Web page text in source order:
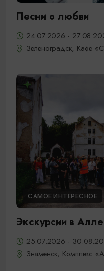
Песни о любви
24.07.2026 -
Зеленоградск, Кафе
САМОЕ ИНТЕРЕСНОЕ
Экскурсии в
25.07.2026 -
Знаменск, Комплекс